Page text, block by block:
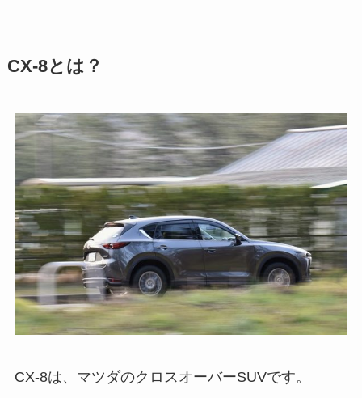
CX-8とは？
CX-8は、マツダのクロスオーバーSUVです。